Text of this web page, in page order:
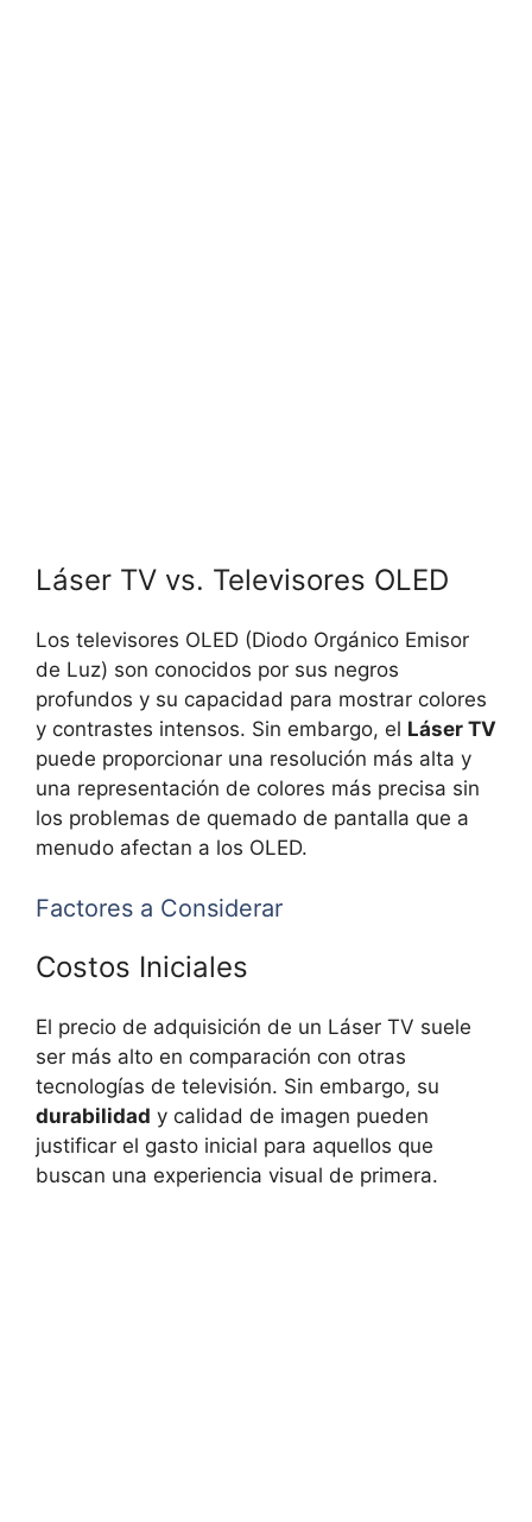
Láser TV vs. Televisores OLED
Los televisores OLED (Diodo Orgánico Emisor
de Luz) son conocidos por sus negros
profundos y su capacidad para mostrar colores
y contrastes intensos. Sin embargo, el Láser TV
puede proporcionar una resolución más alta y
una representación de colores más precisa sin
los problemas de quemado de pantalla que a
menudo afectan a los OLED.
Factores a Considerar
Costos Iniciales
El precio de adquisición de un Láser TV suele
ser más alto en comparación con otras
tecnologías de televisión. Sin embargo, su
durabilidad y calidad de imagen pueden
justificar el gasto inicial para aquellos que
buscan una experiencia visual de primera.